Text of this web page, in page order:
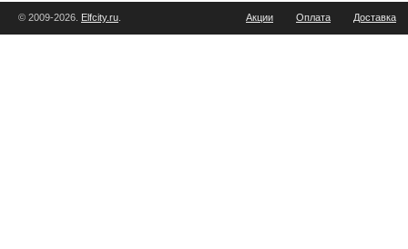
© 2009-2026. Elfcity.ru Акции Оплата Доставка